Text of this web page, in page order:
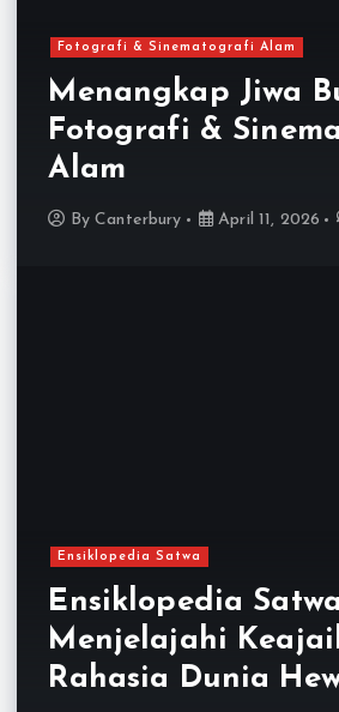
Fotografi & Sinematografi Alam
Menangkap Jiwa
Fotografi &
Alam
ByCanterbury April 11, 2026
Ensiklopedia Satwa
Ensiklopedia
Menjelajahi
Rahasia Dunia